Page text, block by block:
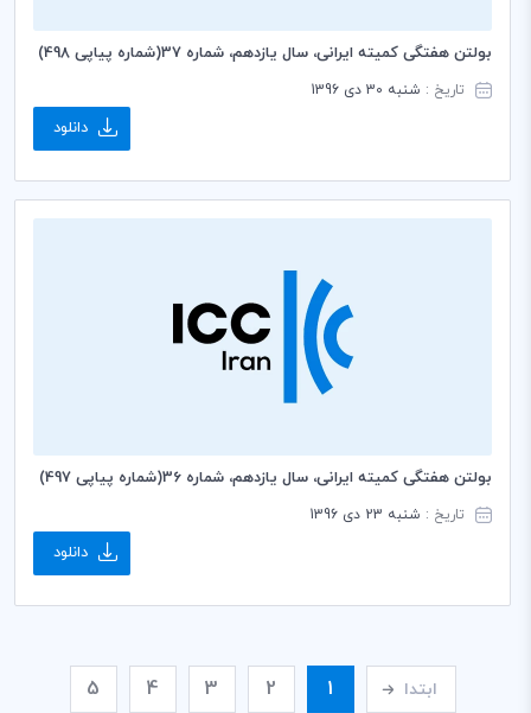
بولتن هفتگی کمیته ایرانی، سال یازدهم، شماره 37(شماره پیاپی 498)
تاریخ : شنبه 30 دی 1396
دانلود
بولتن هفتگی کمیته ایرانی، سال یازدهم، شماره 36(شماره پیاپی 497)
تاریخ : شنبه 23 دی 1396
دانلود
ابتدا 1
2
3
4
5